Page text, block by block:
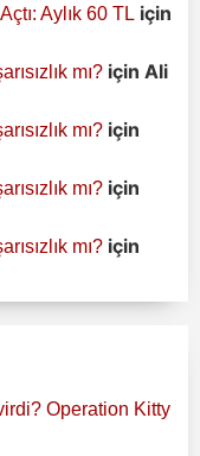
Aylık 60 TL için
mı? için Ali
mı? için
mı? için
mı? için
Operation Kitty